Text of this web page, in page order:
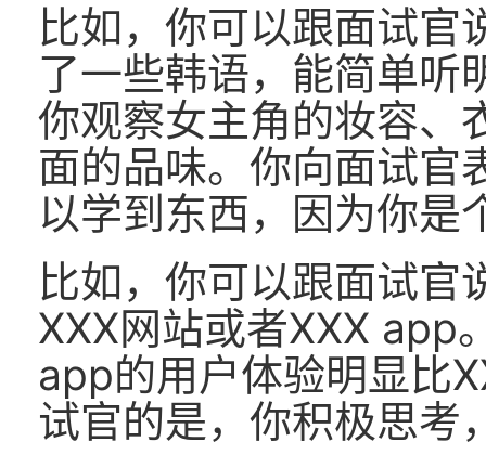
比如，你可以跟面试官
了一些韩语，能简单听
你观察女主角的妆容、
面的品味。你向面试官
以学到东西，因为你是
比如，你可以跟面试官
XXX网站或者XXX app
app的用户体验明显比
试官的是，你积极思考